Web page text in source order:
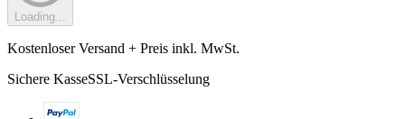
Loading...
Kostenloser Versand + Preis inkl. MwSt.
Sichere KasseSSL-Verschlüsselung